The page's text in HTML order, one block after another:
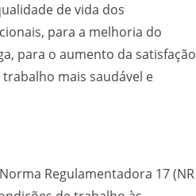
de vida dos
para a melhoria do
para o aumento da satisfação
mais saudável e
Regulamentadora 17 (NR